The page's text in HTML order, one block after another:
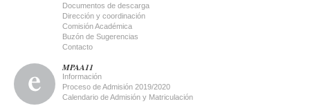
Documentos de descarga
Dirección y coordinación
Comisión Académica
Buzón de Sugerencias
Contacto
MPAA11
Información
Proceso de Admisión 2019/2020
Calendario de Admisión y Matriculación